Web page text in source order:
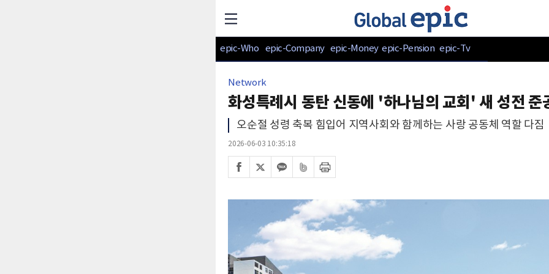
epic-Who epic-Company epic-Money epic-Pension epic-Tv
Network
화성특례시 동탄 신동에 '하나님의 교회' 새 성전 준
오순절 성령 축복 힘입어 지역사회와 함께하는 사랑 공동체 역할 다짐
2026-06-03 10:35:18